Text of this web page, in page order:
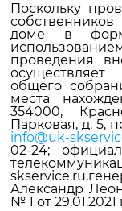
Поскольку
доме в
проведения
общего
места
354000,
Парковая, д. 5,
info@uk-
02-24;
Александр
№ 1 от 29.01.2021